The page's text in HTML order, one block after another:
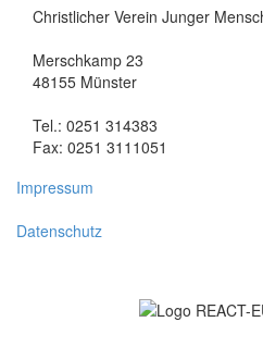
Christlicher Verein Junger
Merschkamp 23
48155 Münster
Tel.: 0251 314383
Fax: 0251 3111051
Impressum
Datenschutz